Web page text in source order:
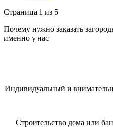
Страница 1 из 5
Почему нужно заказать
именно у нас
Индивидуальный и
Строительство дома или